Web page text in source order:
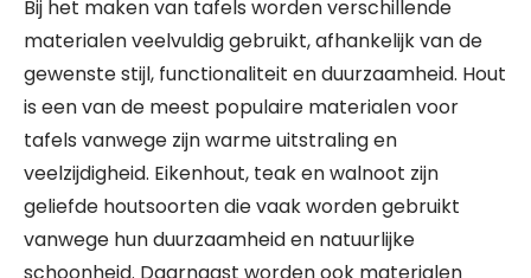
Bij het maken van tafels worden verschillende
materialen veelvuldig gebruikt, afhankelijk van de
gewenste stijl, functionaliteit en duurzaamheid. Hout
is een van de meest populaire materialen voor
tafels vanwege zijn warme uitstraling en
veelzijdigheid. Eikenhout, teak en walnoot zijn
geliefde houtsoorten die vaak worden gebruikt
vanwege hun duurzaamheid en natuurlijke